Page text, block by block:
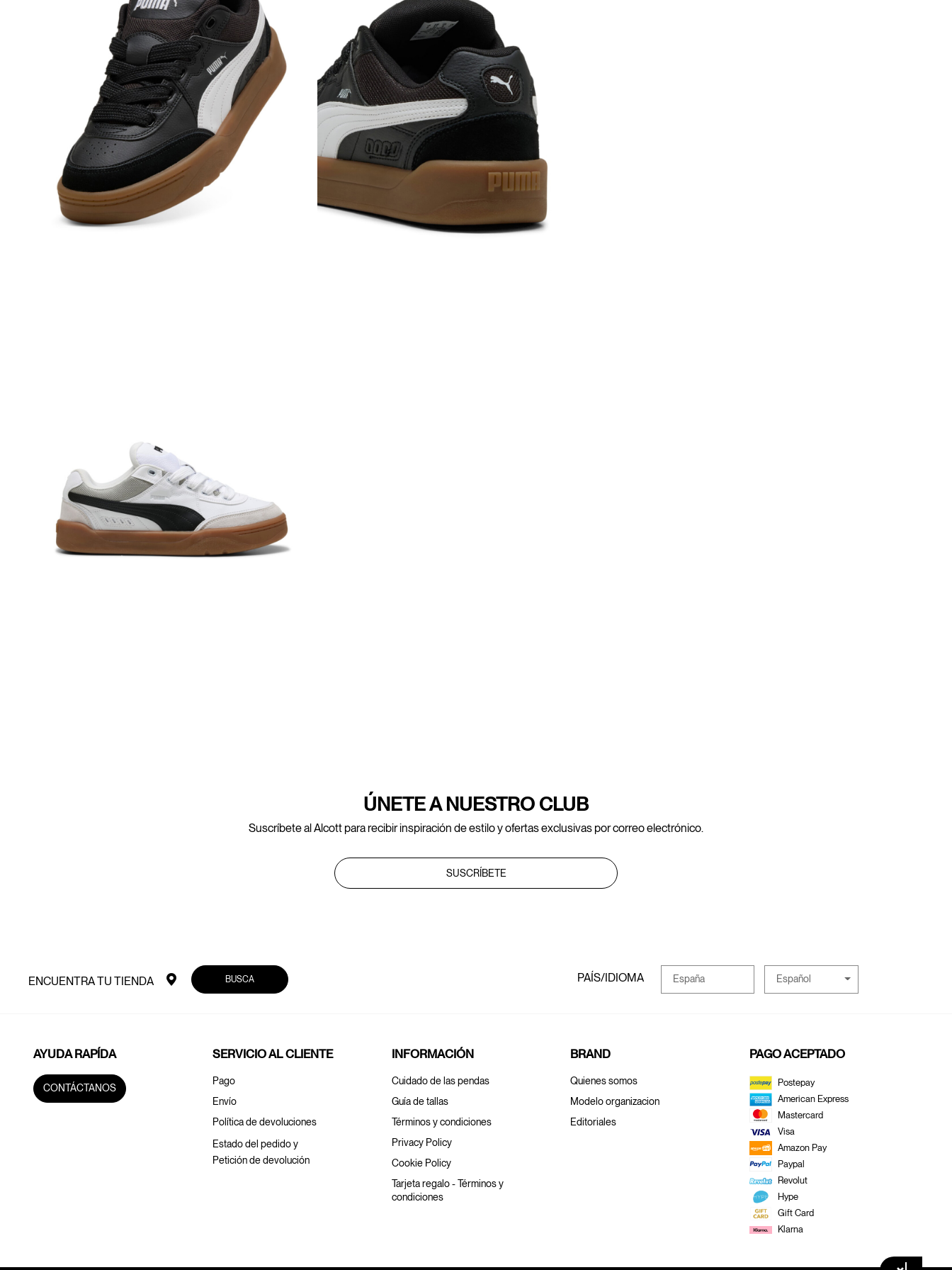
ÚNETE A NUESTRO CLUB
Suscríbete al Alcott para recibir inspiración de estilo y ofertas exclusivas por correo electrónico.
SUSCRÍBETE
ENCUENTRA TU TIENDA BUSCA PAÍS/IDIOMA España Español
AYUDA RAPÍDA
CONTÁCTANOS
SERVICIO AL CLIENTE
Pago
Envío
Política de devoluciones
Estado del pedido y
Petición de devolución
INFORMACIÓN
Cuidado de las pendas
Guía de tallas
Términos y condiciones
Privacy Policy
Cookie Policy
Tarjeta regalo - Términos y
condiciones
BRAND
Quienes somos
Modelo organizacion
Editoriales
PAGO ACEPTADO
Postepay
American Express
Mastercard
Visa
Amazon Pay
Paypal
Revolut
Hype
Gift Card
Klarna